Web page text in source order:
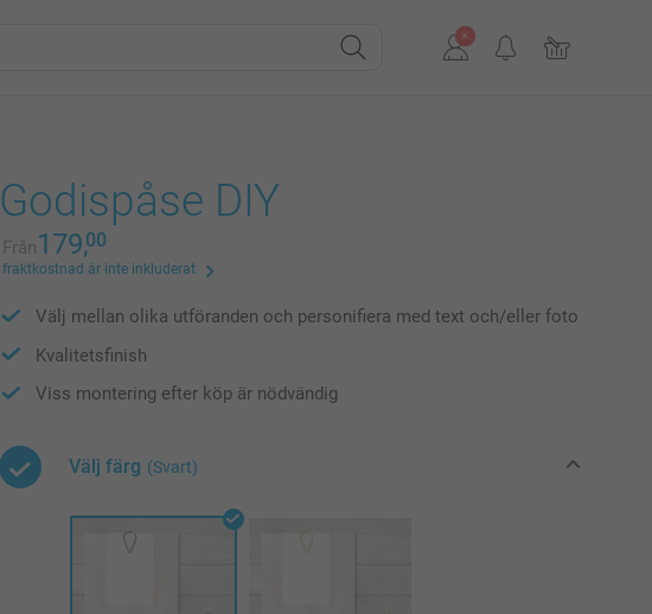
Godispåse DIY
Från179,00
fraktkostnad är inte inkluderat
Välj mellan olika utföranden och personifiera med text och/eller foto
Kvalitetsfinish
Viss montering efter köp är nödvändig
Välj färg (Svart)